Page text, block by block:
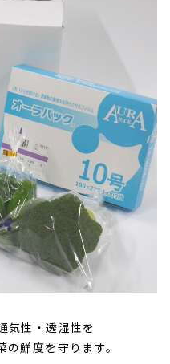
気性・透湿性を
の鮮度を守ります。